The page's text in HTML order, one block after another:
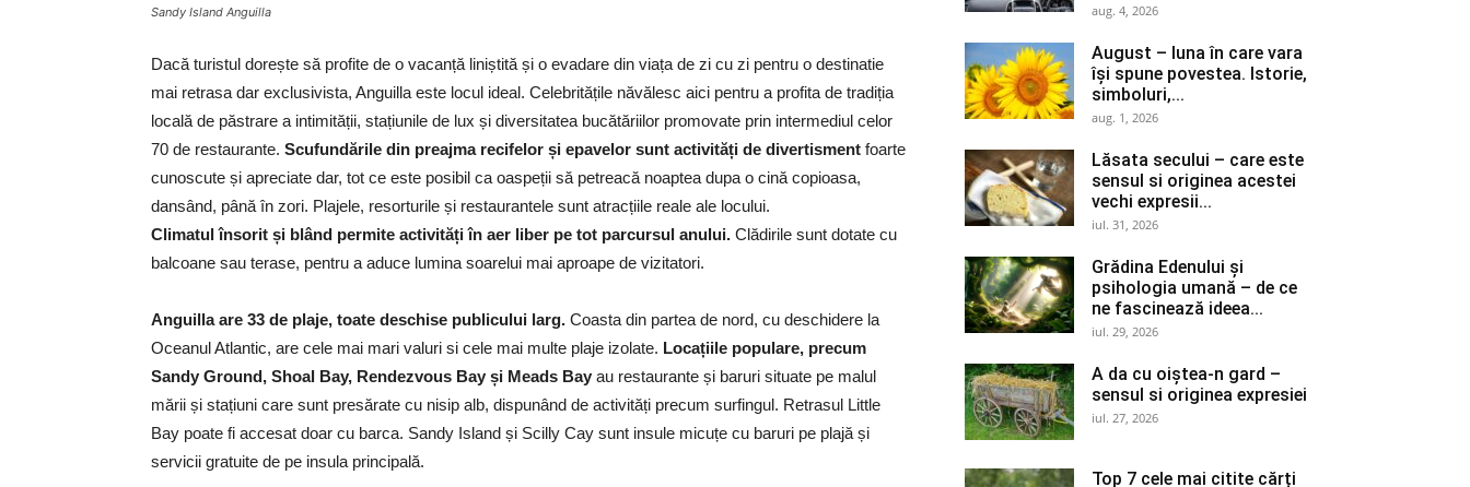
Sandy Island Anguilla
Dacă turistul dorește să profite de o vacanță liniștită și o evadare din viața de zi cu zi pentru o destinatie
mai retrasa dar exclusivista, Anguilla este locul ideal. Celebritățile năvălesc aici pentru a profita de tradiția
locală de păstrare a intimității, stațiunile de lux și diversitatea bucătăriilor promovate prin intermediul celor
70 de restaurante. Scufundările din preajma recifelor și epavelor sunt activități de divertisment foarte
cunoscute și apreciate dar, tot ce este posibil ca oaspeții să petreacă noaptea dupa o cină copioasa,
dansând, până în zori. Plajele, resorturile și restaurantele sunt atracțiile reale ale locului.
Climatul însorit și blând permite activități în aer liber pe tot parcursul anului. Clădirile sunt dotate cu
balcoane sau terase, pentru a aduce lumina soarelui mai aproape de vizitatori.
Anguilla are 33 de plaje, toate deschise publicului larg. Coasta din partea de nord, cu deschidere la
Oceanul Atlantic, are cele mai mari valuri si cele mai multe plaje izolate. Locațiile populare, precum
Sandy Ground, Shoal Bay, Rendezvous Bay și Meads Bay au restaurante și baruri situate pe malul
mării și stațiuni care sunt presărate cu nisip alb, dispunând de activități precum surfingul. Retrasul Little
Bay poate fi accesat doar cu barca. Sandy Island și Scilly Cay sunt insule micuțe cu baruri pe plajă și
servicii gratuite de pe insula principală.
aug. 4, 2026
August – luna în care vara
își spune povestea. Istorie,
simboluri,...
aug. 1, 2026
Lăsata secului – care este
sensul si originea acestei
vechi expresii...
iul. 31, 2026
Grădina Edenului și
psihologia umană – de ce
ne fascinează ideea...
iul. 29, 2026
A da cu oiștea-n gard –
sensul si originea expresiei
iul. 27, 2026
Top 7 cele mai citite cărți